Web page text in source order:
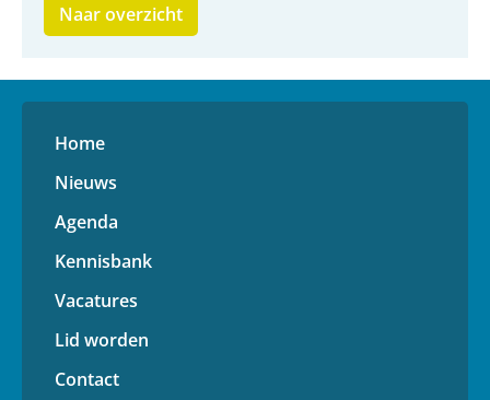
Naar overzicht
Home
Nieuws
Agenda
Kennisbank
Vacatures
Lid worden
Contact